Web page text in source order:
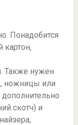
Понадобится
Также нужен
ножницы или
скотч) и